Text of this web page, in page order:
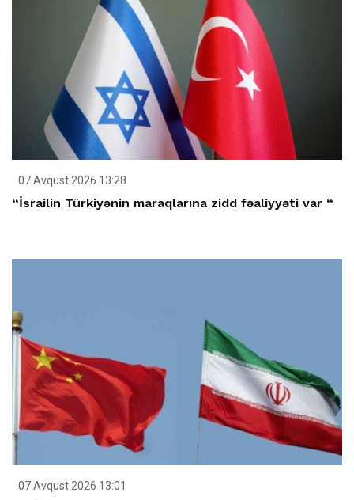
07 Avqust 2026 13:28
“İsrailin Türkiyənin maraqlarına zidd fəaliyyəti var “
07 Avqust 2026 13:01